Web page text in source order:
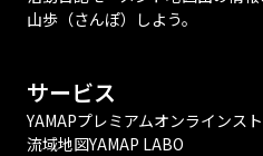
山歩（さんぽ）しよう。
サービス
YAMAPプレミアムオンラインス
流域地図YAMAP LABO